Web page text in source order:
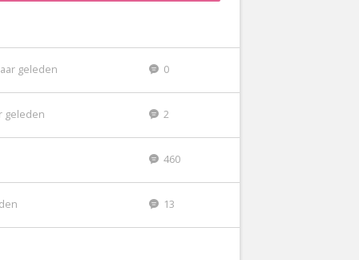
geleden 0
geleden 2
460
13